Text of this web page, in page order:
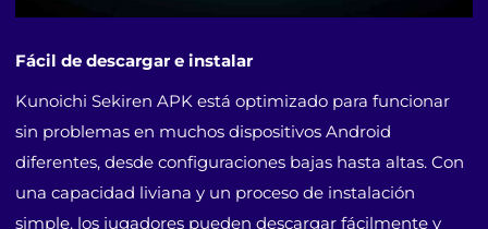
Fácil de descargar e instalar
Kunoichi Sekiren APK está optimizado para funcionar
sin problemas en muchos dispositivos Android
diferentes, desde configuraciones bajas hasta altas. Con
una capacidad liviana y un proceso de instalación
simple, los jugadores pueden descargar fácilmente y